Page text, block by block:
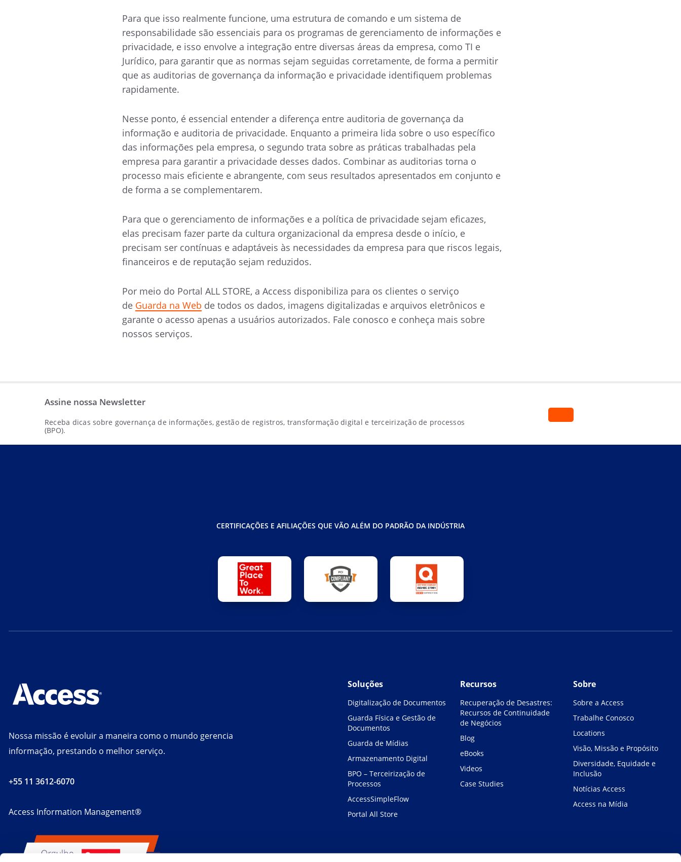
Para que isso realmente funcione, uma estrutura de comando e um sistema de
responsabilidade são essenciais para os programas de gerenciamento de informações e
privacidade, e isso envolve a integração entre diversas áreas da empresa, como TI e
Jurídico, para garantir que as normas sejam seguidas corretamente, de forma a permitir
que as auditorias de governança da informação e privacidade identifiquem problemas
rapidamente.
Nesse ponto, é essencial entender a diferença entre auditoria de governança da
informação e auditoria de privacidade. Enquanto a primeira lida sobre o uso específico
das informações pela empresa, o segundo trata sobre as práticas trabalhadas pela
empresa para garantir a privacidade desses dados. Combinar as auditorias torna o
processo mais eficiente e abrangente, com seus resultados apresentados em conjunto e
de forma a se complementarem.
Para que o gerenciamento de informações e a política de privacidade sejam eficazes,
elas precisam fazer parte da cultura organizacional da empresa desde o início, e
precisam ser contínuas e adaptáveis às necessidades da empresa para que riscos legais,
financeiros e de reputação sejam reduzidos.
Por meio do Portal ALL STORE, a Access disponibiliza para os clientes o serviço
de Guarda na Web de todos os dados, imagens digitalizadas e arquivos eletrônicos e
garante o acesso apenas a usuários autorizados. Fale conosco e conheça mais sobre
nossos serviços.
Assine nossa Newsletter
Receba dicas sobre governança de informações, gestão de registros, transformação digital e terceirização de processos
(BPO).
CERTIFICAÇÕES E AFILIAÇÕES QUE VÃO ALÉM DO PADRÃO DA INDÚSTRIA
Nossa missão é evoluir a maneira como o mundo gerencia
informação, prestando o melhor serviço.
+55 11 3612-6070
Access Information Management®
Soluções
Digitalização de Documentos
Guarda Física e Gestão de
Documentos
Guarda de Mídias
Armazenamento Digital
BPO – Terceirização de
Processos
AccessSimpleFlow
Portal All Store
Recursos
Recuperação de Desastres:
Recursos de Continuidade
de Negócios
Blog
eBooks
Videos
Case Studies
Sobre
Sobre a Access
Trabalhe Conosco
Locations
Visão, Missão e Propósito
Diversidade, Equidade e
Inclusão
Notícias Access
Access na Mídia